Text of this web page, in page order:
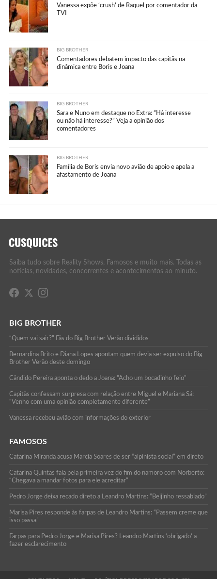
Vanessa expõe ‘crush’ de Raquel por comentador da
TVI
BIG BROTHER
Comentadores debatem impacto das capitãs na
dinâmica entre Boris e Joana
BIG BROTHER
Sara e Nuno em destaque no Extra: “Há interesse
ou não há interesse?” Veja a opinião dos
comentadores
BIG BROTHER
Família de Boris envia novo avião de apoio e apela a
afastamento de Joana
Saiba tudo sobre Reality Shows, Famosos e muito mais. Todas as
notícias, novidades, concorrentes e acontecimentos ao minuto.
BIG BROTHER
“Quem vai sair?” Fãs do Big Brother Verão divididos
Bernardina Brito e Diana Lopes apontam quem devia ser expulso do Big
Brother Verão deste domingo
Cândido Pereira aponta o dedo a Joana: “Acho um bocadinho feio”
Capitãs confessam surpresa com relação entre Miguel e Mariana Sá:
“Venho com uma opinião completamente diferente”
Vanessa recebeu avião com informações do exterior
FAMOSOS
Catarina Miranda acusa Marcia Soares de ser “alpinista social” em direto
Catarina Quintas fala pela primeira vez do fim do namoro com Norberto:
“Chegava a mandar fotos para ele acreditar”
Pedro Jorge deixa recado direto a Leandro Martins: “Beijinho ressabiado”
Marisa Pires responde às farpas de Leandro Martins: “Passem creme que
isso passa”
Farpas para Pedro Jorge e Marisa Pires? Leandro Martins ‘obrigado’ a
fazer esclarecimento